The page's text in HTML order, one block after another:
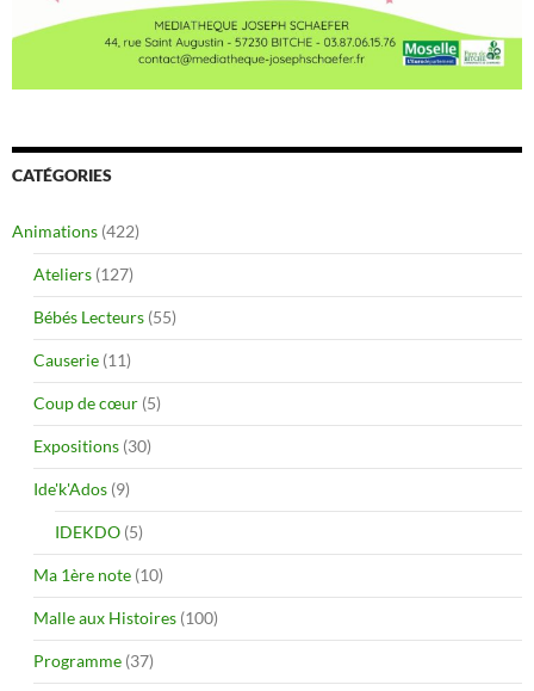
CATÉGORIES
Animations (422)
Ateliers (127)
Bébés Lecteurs (55)
Causerie (11)
Coup de cœur (5)
Expositions (30)
Ide'k'Ados (9)
IDEKDO (5)
Ma 1ère note (10)
Malle aux Histoires (100)
Programme (37)